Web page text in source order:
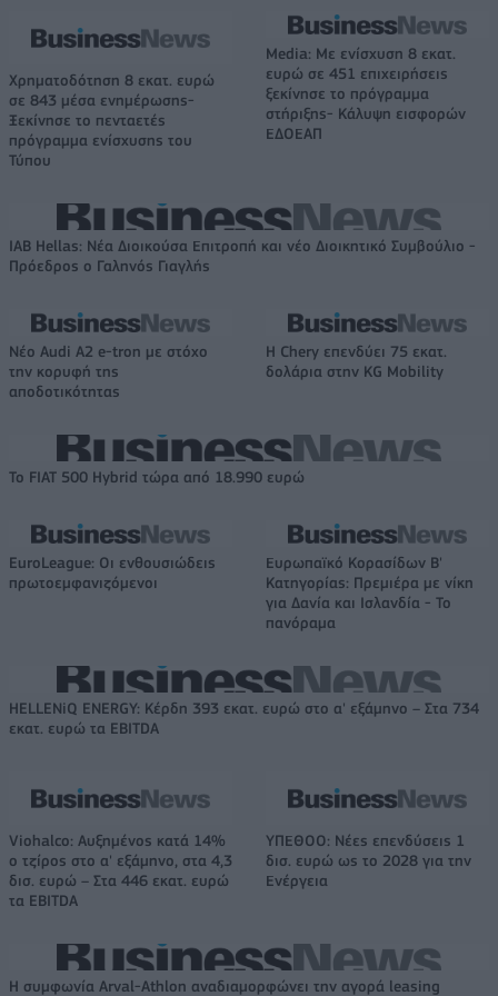
Χρηματοδότηση 8 εκατ. ευρώ
σε 843 μέσα ενημέρωσης-
Ξεκίνησε το πενταετές
πρόγραμμα ενίσχυσης του
Τύπου
Media: Με ενίσχυση 8 εκατ.
ευρώ σε 451 επιχειρήσεις
ξεκίνησε το πρόγραμμα
στήριξης- Κάλυψη εισφορών
ΕΔΟΕΑΠ
IAB Hellas: Νέα Διοικούσα Επιτροπή και νέο Διοικητικό Συμβούλιο -
Πρόεδρος ο Γαληνός Γιαγλής
Νέο Audi A2 e-tron με στόχο
την κορυφή της
αποδοτικότητας
Η Chery επενδύει 75 εκατ.
δολάρια στην KG Mobility
Το FIAT 500 Hybrid τώρα από 18.990 ευρώ
EuroLeague: Οι ενθουσιώδεις
πρωτοεμφανιζόμενοι
Ευρωπαϊκό Κορασίδων Β'
Κατηγορίας: Πρεμιέρα με νίκη
για Δανία και Ισλανδία - Το
πανόραμα
HELLENiQ ENERGY: Κέρδη 393 εκατ. ευρώ στο α' εξάμηνο – Στα 734
εκατ. ευρώ τα EBITDA
Viohalco: Αυξημένος κατά 14%
ο τζίρος στο α' εξάμηνο, στα 4,3
δισ. ευρώ – Στα 446 εκατ. ευρώ
τα EBITDA
ΥΠΕΘΟΟ: Νέες επενδύσεις 1
δισ. ευρώ ως το 2028 για την
Ενέργεια
Η συμφωνία Arval-Athlon αναδιαμορφώνει την αγορά leasing